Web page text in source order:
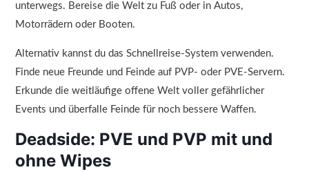
unterwegs. Bereise die Welt zu Fuß oder in Autos,
Motorrädern oder Booten.
Alternativ kannst du das Schnellreise-System verwenden.
Finde neue Freunde und Feinde auf PVP- oder PVE-Servern.
Erkunde die weitläufige offene Welt voller gefährlicher
Events und überfalle Feinde für noch bessere Waffen.
Deadside: PVE und PVP mit und
ohne Wipes